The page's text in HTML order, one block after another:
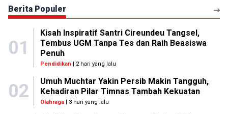
Berita Populer
01
Kisah Inspiratif Santri Cireundeu Tangsel,
Tembus UGM Tanpa Tes dan Raih Beasiswa
Penuh
Pendidikan | 2 hari yang lalu
02
Umuh Muchtar Yakin Persib Makin Tangguh,
Kehadiran Pilar Timnas Tambah Kekuatan
Olahraga| 3 hari yang lalu